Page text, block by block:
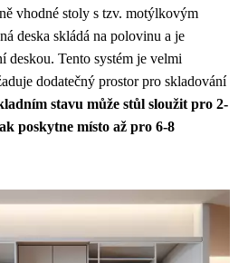
vhodné stoly s tzv. motýlkovým
deska skládá na polovinu a je
deskou. Tento systém je velmi
dodatečný prostor pro skladování
stavu může stůl sloužit pro 2-
poskytne místo až pro 6-8